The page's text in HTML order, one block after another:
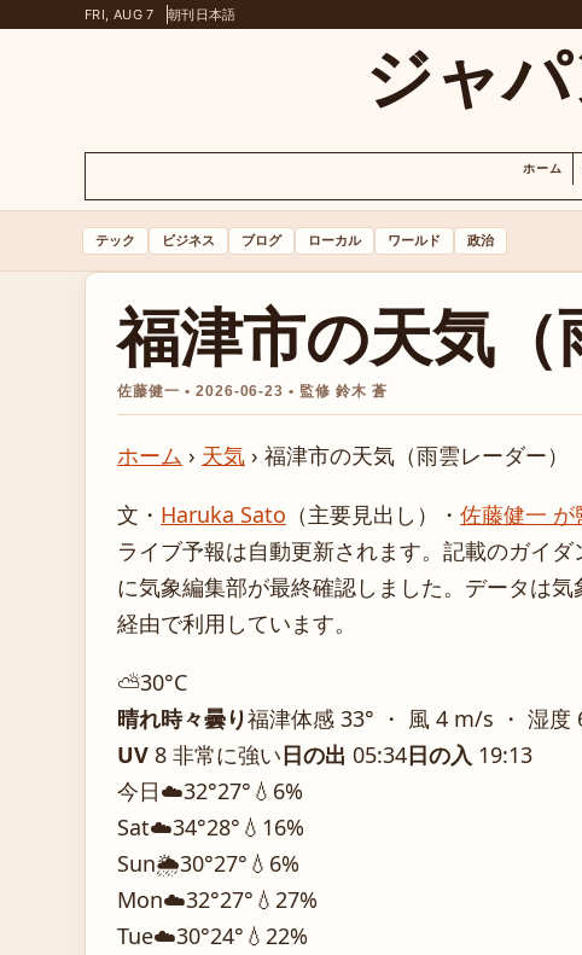
FRI, AUG 7 朝刊 日本語
ジャ
ホーム
テック ビジネス ブログ ローカル ワールド 政治
福津市の天気（
佐藤健一 • 2026-06-23 • 監修 鈴木 蒼
ホーム › 天気 › 福津市の天気（雨雲レーダー）
文・ Haruka Sato （主要見出し） ・ 佐藤健一 が
ライブ予報は自動更新されます。記載のガイダ
に気象編集部が最終確認しました。データは
経由で利用しています。
⛅30°C
晴れ時々曇り福津体感 33° ・ 風 4 m/s ・ 湿度
UV 8 非常に強い日の出 05:34日の入 19:13
今日☁️32°27° 💧6%
Sat☁️34°28° 💧16%
Sun🌦️30°27° 💧6%
Mon☁️32°27° 💧27%
Tue☁️30°24° 💧22%